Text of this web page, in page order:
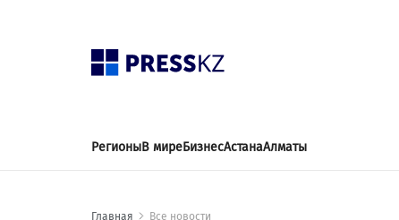
РегионыВ миреБизнесАстанаАлматы
Главная Все новости